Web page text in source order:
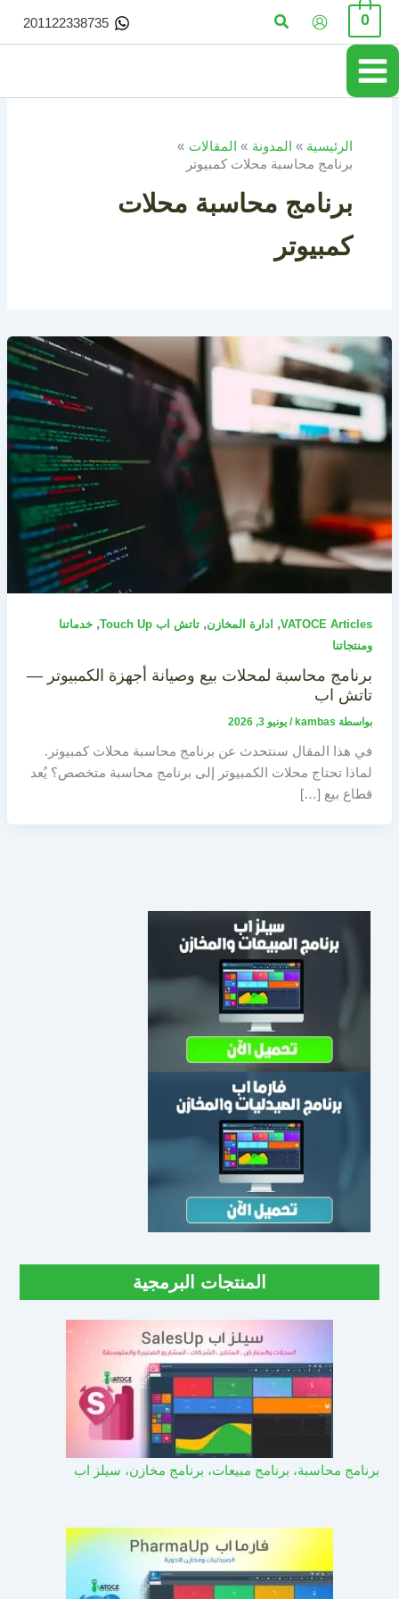
تخطي
المحتوى
0 البحث 201122338735
الرئيسية المدونة
المقالات
برنامج محاسبة محلات كمبيوتر
برنامج محاسبة محلات
كمبيوتر
VATOCE Articles
, ادارة المخازن, تاتش اب Touch Up , خدماتنا
ومنتجاتنا
برنامج محاسبة لمحلات بيع وصيانة أجهزة الكمبيوتر —
تاتش اب
بواسطة kambas
/ يونيو 3, 2026
في هذا المقال سنتحدث عن برنامج محاسبة محلات كمبيوتر.
لماذا تحتاج محلات الكمبيوتر إلى برنامج محاسبة متخصص؟ يُعد
قطاع بيع […]
المنتجات البرمجية
برنامج محاسبة، برنامج مبيعات، برنامج مخازن، سيلز اب